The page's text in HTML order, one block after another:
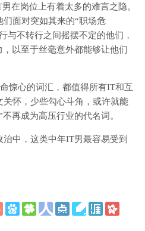
在岗位上有着太多的难言之隐。
面对突如其来的“职场危
与不转行之间摇摆不定的他们，
以至于丝毫意外都能够让他们
惊心的词汇，都值得所有IT和互
怀，少些勾心斗角，或许就能
再成为高压行业的代名词。
中，这类中年IT男最容易受到